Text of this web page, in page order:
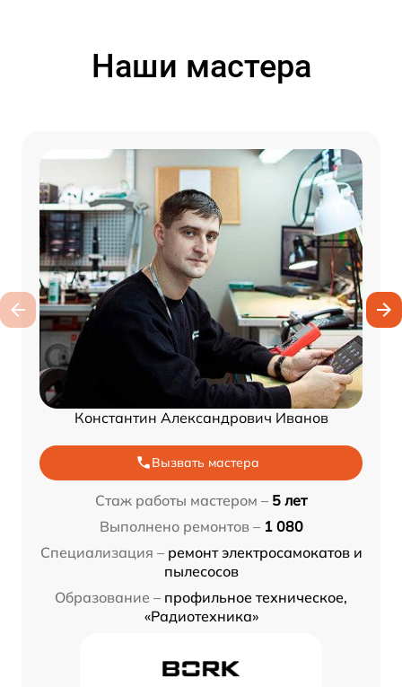
Наши мастера
Константин Александрович Иванов
Вызвать мастера
Стаж работы мастером – 5 лет
Выполнено ремонтов – 1 080
Специализация – ремонт электросамокатов и
пылесосов
Образование – профильное техническое,
«Радиотехника»